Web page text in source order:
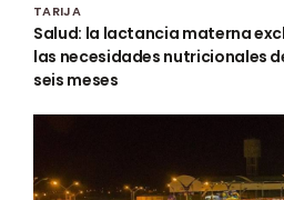
TARIJA
Salud: la lactancia materna
las necesidades nutricionales
seis meses